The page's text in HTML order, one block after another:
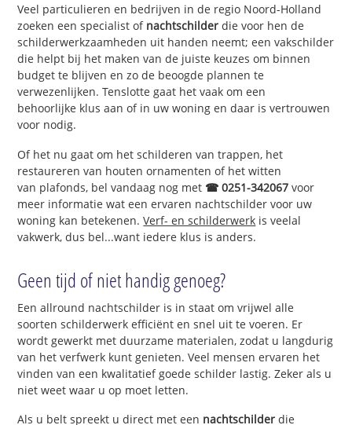
Veel particulieren en bedrijven in de regio Noord-Holland
zoeken een specialist of nachtschilder die voor hen de
schilderwerkzaamheden uit handen neemt; een vakschilder
die helpt bij het maken van de juiste keuzes om binnen
budget te blijven en zo de beoogde plannen te
verwezenlijken. Tenslotte gaat het vaak om een
behoorlijke klus aan of in uw woning en daar is vertrouwen
voor nodig.
Of het nu gaat om het schilderen van trappen, het
restaureren van houten ornamenten of het witten
van plafonds, bel vandaag nog met ☎ 0251-342067 voor
meer informatie wat een ervaren nachtschilder voor uw
woning kan betekenen.Verf- en schilderwerk is veelal
vakwerk, dus bel...want iedere klus is anders.
Geen tijd of niet handig genoeg?
Een allround nachtschilder is in staat om vrijwel alle
soorten schilderwerk efficiënt en snel uit te voeren. Er
wordt gewerkt met duurzame materialen, zodat u langdurig
van het verfwerk kunt genieten. Veel mensen ervaren het
vinden van een kwalitatief goede schilder lastig. Zeker als u
niet weet waar u op moet letten.
Als u belt spreekt u direct met een nachtschilder die